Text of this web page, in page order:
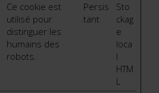
Ce cookie est
utilisé pour
distinguer les
humains des
robots.
Persis
tant
Sto
ckag
e
loca
l
HTM
L